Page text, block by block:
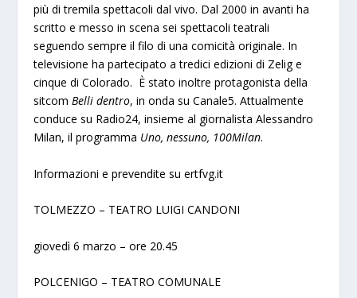
più di tremila spettacoli dal vivo. Dal 2000 in avanti ha
scritto e messo in scena sei spettacoli teatrali
seguendo sempre il filo di una comicità originale. In
televisione ha partecipato a tredici edizioni di Zelig e
cinque di Colorado. È stato inoltre protagonista della
sitcomBelli dentro, in onda su Canale5. Attualmente
conduce su Radio24, insieme al giornalista Alessandro
Milan, il programma Uno, nessuno, 100Milan.
Informazioni e prevendite su ertfvg.it
TOLMEZZO – TEATRO LUIGI CANDONI
giovedì 6 marzo – ore 20.45
POLCENIGO – TEATRO COMUNALE